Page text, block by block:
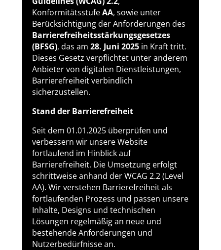
KonformitätsstufeAA, sowie unter
Berücksichtigung der Anforderungen des
Barrierefreiheitsstärkungsgesetzes
(BFSG), das am 28. Juni 2025in Kraft tritt.
Dieses Gesetz verpflichtet unter anderem
Anbieter von digitalen Dienstleistungen,
Barrierefreiheit verbindlich
sicherzustellen.
Stand der Barrierefreiheit
Seit dem 01.01.2025 überprüfen und
verbessern wir unsere Website
fortlaufend im Hinblick auf
Barrierefreiheit. Die Umsetzung erfolgt
schrittweise anhand der WCAG 2.2 (Level
AA). Wir verstehen Barrierefreiheit als
fortlaufenden Prozess und passen unsere
Inhalte, Designs und technischen
Lösungen regelmäßig an neue und
bestehende Anforderungen und
Nutzerbedürfnisse an.